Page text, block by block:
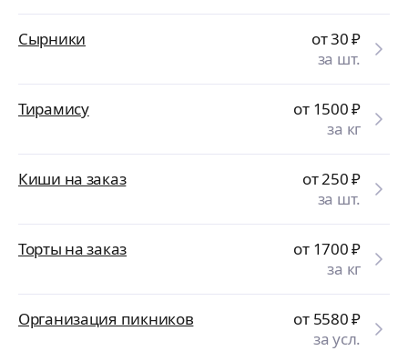
Сырники от 30₽
за шт.
Тирамису от 1500₽
за кг
Киши на заказ от 250₽
за шт.
Торты на заказ от 1700₽
за кг
Организация пикников от 5580₽
за усл.